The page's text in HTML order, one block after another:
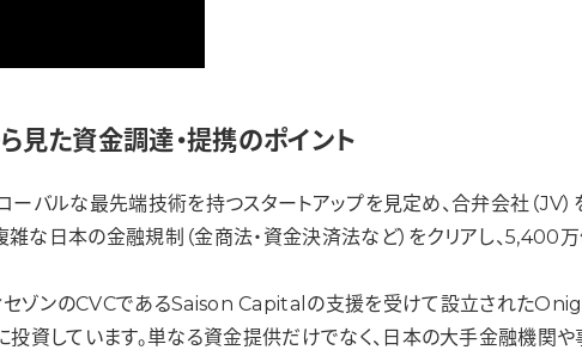
見た資金調達・提携のポイント
ーバルな最先端技術を持つスタートアップを見定め、合弁会社（JV
雑な日本の金融規制（金商法・資金決済法など）をクリアし、
セゾンのCVCであるSaison Capitalの支援を受けて設立された
投資しています。単なる資金提供だけでなく、日本の大手金融機関